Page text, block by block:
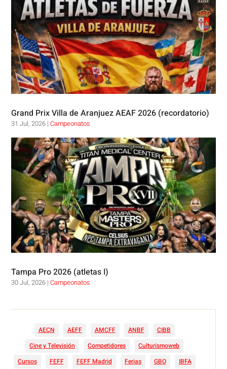
Grand Prix Villa de Aranjuez AEAF 2026 (recordatorio)
31 Jul, 2026 |Campeonatos
Tampa Pro 2026 (atletas I)
30 Jul, 2026 |Campeonatos
AECN AEFF AMCFF ANBF
CIBB
Cine y Televisión
Competidores
Culturismoweb
Cursos
FEFF FEFF Madrid Ferias GBO
IBFA